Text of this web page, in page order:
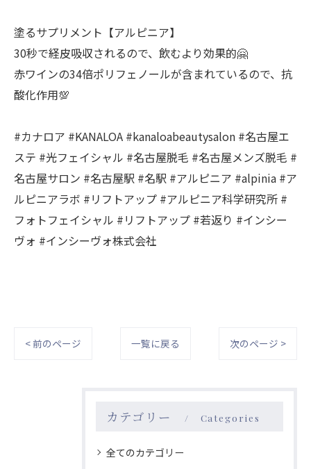
塗るサプリメント【アルピニア】
30秒で経皮吸収されるので、飲むより効果的🤗
赤ワインの34倍ポリフェノールが含まれているので、抗
酸化作用💯
#カナロア #KANALOA #kanaloabeautysalon #名古屋エ
ステ #光フェイシャル #名古屋脱毛 #名古屋メンズ脱毛 #
名古屋サロン #名古屋駅 #名駅 #アルピニア #alpinia #ア
ルピニアラボ #リフトアップ #アルピニア科学研究所 #
フォトフェイシャル #リフトアップ #若返り #インシー
ヴォ #インシーヴォ株式会社
< 前のページ 一覧に戻る 次のページ >
カテゴリー Categories
全てのカテゴリー